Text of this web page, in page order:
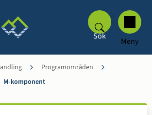
Sök Meny
Programområden
M-komponent